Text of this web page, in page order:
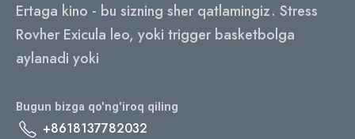
Ertaga kino - bu sizning sher qatlamingiz. Stress
Rovher Exicula leo, yoki trigger basketbolga
aylanadi yoki
Bugun bizga qo'ng'iroq qiling
+8618137782032